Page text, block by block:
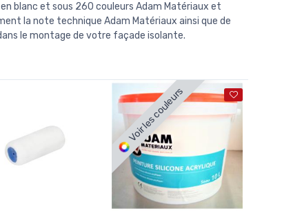
blanc et sous 260 couleurs Adam Matériaux et
la note technique Adam Matériaux ainsi que de
le montage de votre façade isolante.
Voir les couleurs